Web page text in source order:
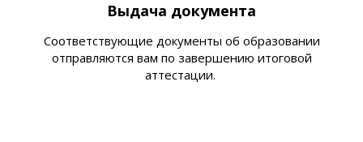
Выдача документа
Соответствующие документы об образовании
отправляются вам по завершению итоговой
аттестации.